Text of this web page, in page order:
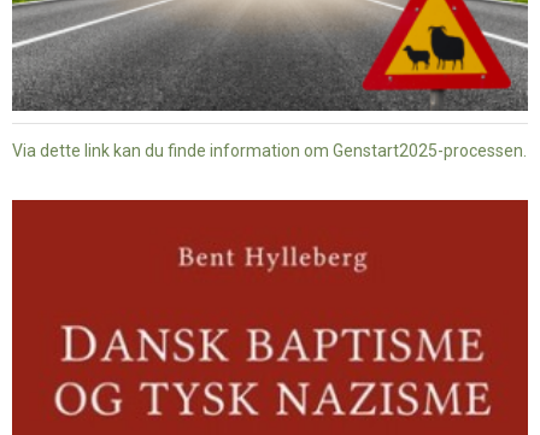
Via dette link kan du finde information om Genstart2025-processen.